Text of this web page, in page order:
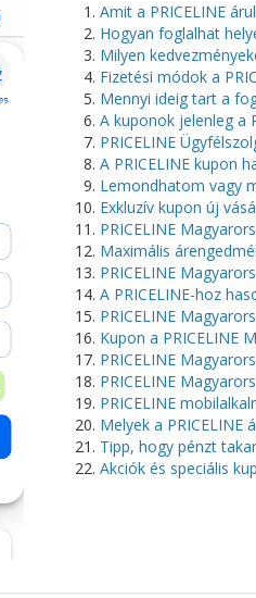
Amit a PRICELINE
Hogyan foglalhat
Milyen
Fizetési módok a
Mennyi ideig tart a
A kuponok jelenleg a
PRICELINE
A PRICELINE kupon
Lemondhatom vagy
Exkluzív kupon új
PRICELINE
Maximális
PRICELINE
A PRICELINE-hoz
PRICELINE
Kupon a PRICELINE
PRICELINE
PRICELINE
PRICELINE
Melyek a PRICELINE
Tipp, hogy pénzt
Akciók és speciális